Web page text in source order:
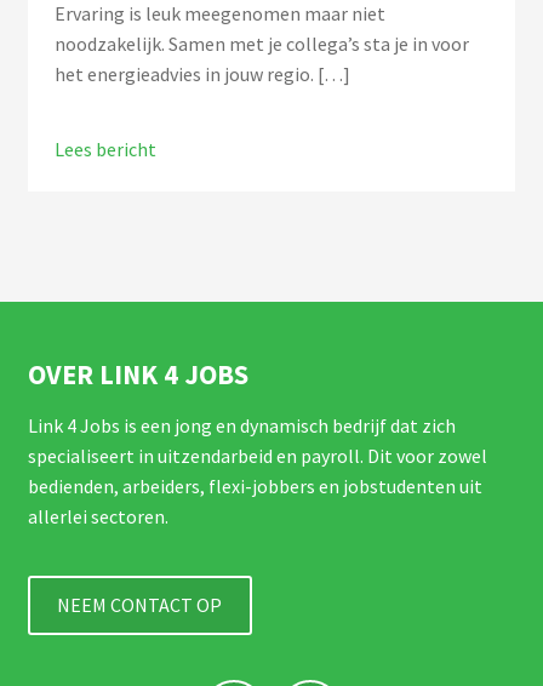
Ervaring is leuk meegenomen maar niet
noodzakelijk. Samen met je collega’s sta je in voor
het energieadvies in jouw regio. […]
Lees bericht
OVER LINK 4 JOBS
Link 4 Jobs is een jong en dynamisch bedrijf dat zich
specialiseert in uitzendarbeid en payroll. Dit voor zowel
bedienden, arbeiders, flexi-jobbers en jobstudenten uit
allerlei sectoren.
NEEM CONTACT OP